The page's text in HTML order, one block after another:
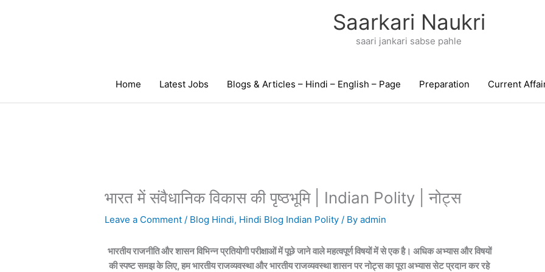
Saarkari Naukri
saari jankari sabse pahle
Home Latest Jobs Blogs & Articles – Hindi – English – Page Preparation Current
भारत में संवैधानिक विकास की पृष्ठभूमि | Indian Polity | नोट्स
Leave a Comment / Blog Hindi, Hindi Blog Indian Polity / Byadmin
भारतीय राजनीति और शासन विभिन्न प्रतियोगी परीक्षाओं में पूछे जाने वाले महत्वपूर्ण विषयों में से एक है। अधिक अभ्यास और विषयों
की स्पष्ट समझ के लिए, हम भारतीय राजव्यवस्था और भारतीय राजव्यवस्था शासन पर नोट्स का पूरा अभ्यास सेट प्रदान कर रहे